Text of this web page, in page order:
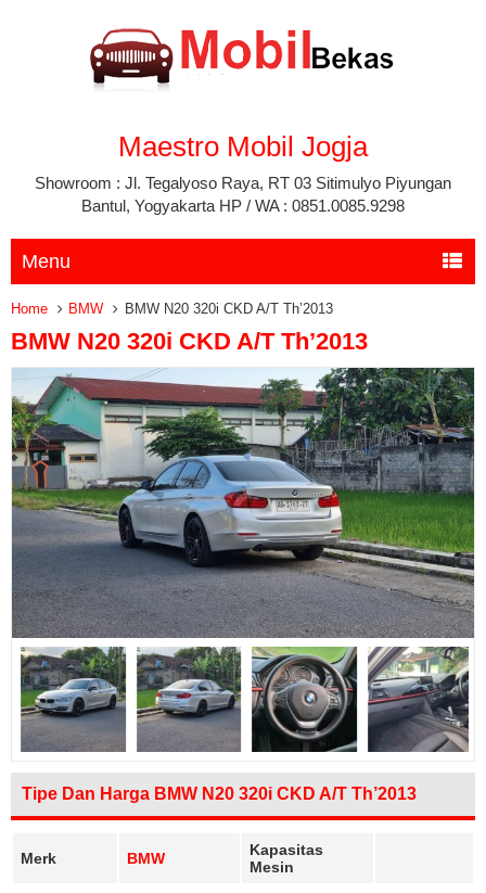
Maestro Mobil Jogja
Showroom : Jl. Tegalyoso Raya, RT 03 Sitimulyo Piyungan
Bantul, Yogyakarta HP / WA : 0851.0085.9298
Menu
Home BMW BMW N20 320i CKD A/T Th’2013
BMW N20 320i CKD A/T Th’2013
Tipe Dan Harga BMW N20 320i CKD A/T Th’2013
Merk BMW
Kapasitas
Mesin